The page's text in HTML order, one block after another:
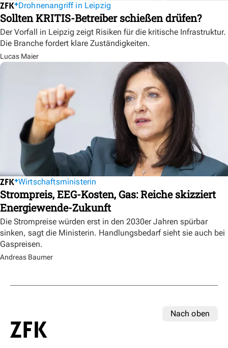
Drohnenangriff in Leipzig
Sollten KRITIS-Betreiber schießen drüfen?
Der Vorfall in Leipzig zeigt Risiken für die kritische Infrastruktur.
Die Branche fordert klare Zuständigkeiten.
Lucas Maier
Wirtschaftsministerin
Strompreis, EEG-Kosten, Gas: Reiche skizziert
Energiewende-Zukunft
Die Strompreise würden erst in den 2030er Jahren spürbar
sinken, sagt die Ministerin. Handlungsbedarf sieht sie auch bei
Gaspreisen.
Andreas Baumer
Nach oben